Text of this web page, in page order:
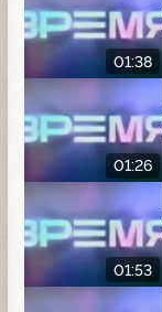
01:38
01:26
01:53